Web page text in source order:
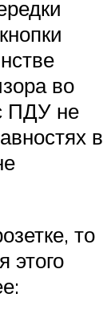
во
ПДУ не
в
то
этого